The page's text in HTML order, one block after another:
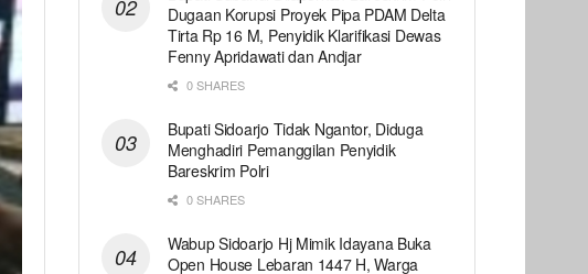
Dugaan Korupsi Proyek Pipa PDAM Delta
Tirta Rp 16 M, Penyidik Klarifikasi Dewas
Fenny Apridawati dan Andjar
0 SHARES
Bupati Sidoarjo Tidak Ngantor, Diduga
Menghadiri Pemanggilan Penyidik
Bareskrim Polri
0 SHARES
Wabup Sidoarjo Hj Mimik Idayana Buka
Open House Lebaran 1447 H, Warga